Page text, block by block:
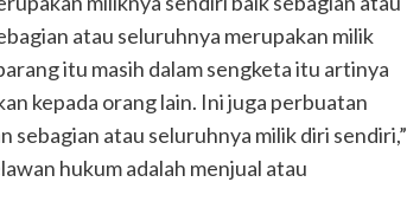
atau seluruhnya merupakan milik
itu masih dalam sengketa itu artinya
kepada orang lain. Ini juga perbuatan
atau seluruhnya milik diri sendiri,”
hukum adalah menjual atau